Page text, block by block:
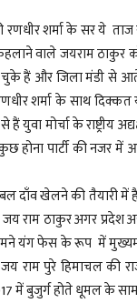
शर्मा के सर ये
वाले जयराम ठाकुर
चुके हैं और जिला मंडी से
शर्मा के साथ दिक्कत
मोर्चा के राष्ट्रीय
होना पार्टी की नजर
दाँव खेलने की तैयारी में
ठाकुर अगर प्रदेश
यंग फेस के रूप में
राम पुरे हिमाचल की
में बुजुर्ग होते धूमल के